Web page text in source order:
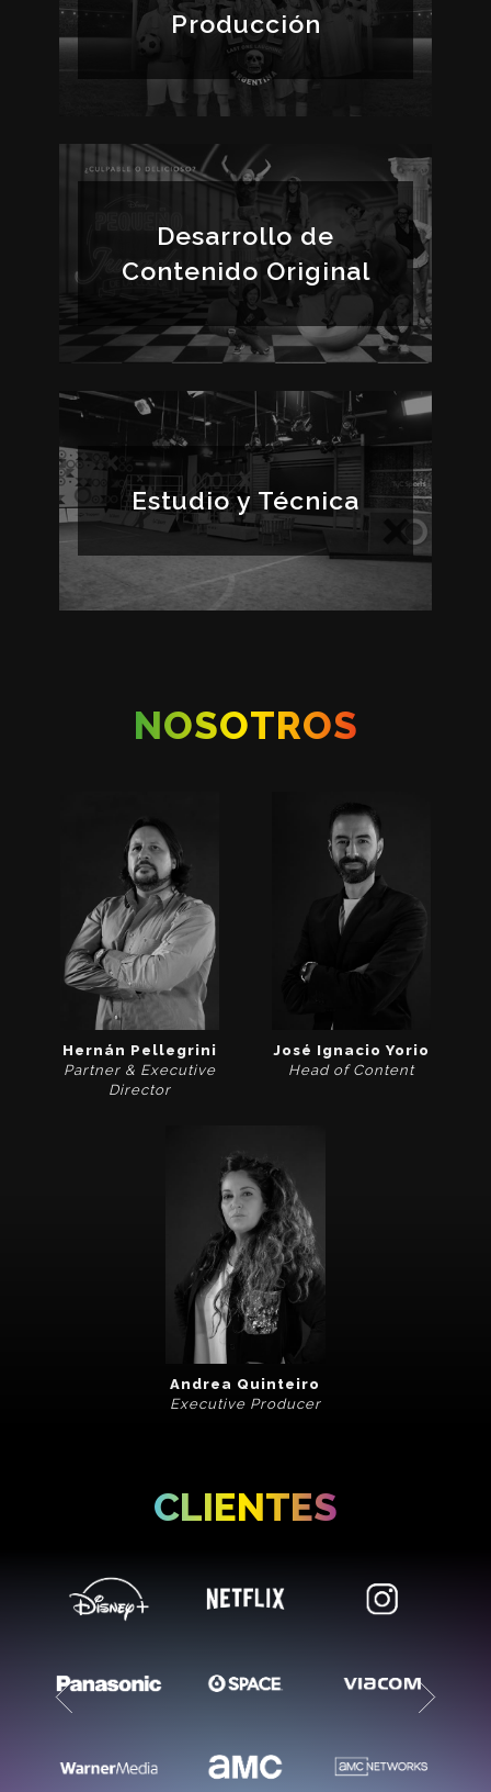
Producción
Desarrollo de
Contenido Original
Estudio y Técnica
NOSOTROS
Hernán Pellegrini
Partner & Executive
Director
José Ignacio Yorio
Head of Content
Andrea Quinteiro
Executive Producer
CLIENTES